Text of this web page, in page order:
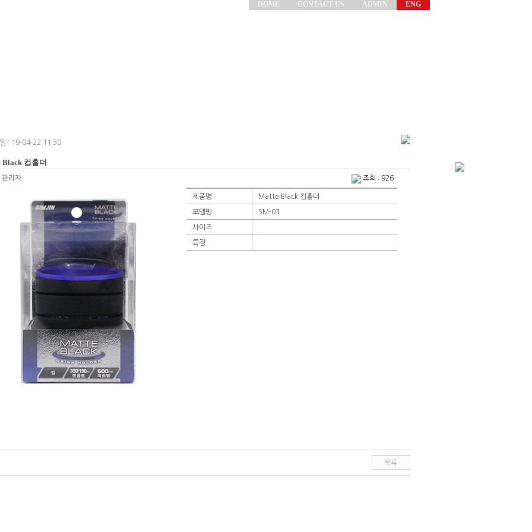
HOME CONTACT US ADMIN ENG
: 19-04-22 11:30
Black 컵홀더
관리자 조회 : 926
제품명 Matte Black 컵홀더
모델명 SM-03
사이즈
특징